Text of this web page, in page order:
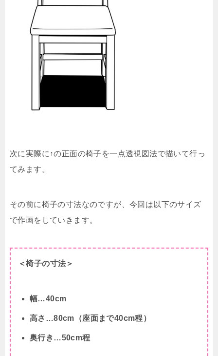
次に実際に↑の正面の椅子を一点透視図法で描いて行っ
てみます。
その前に椅子の寸法なのですが、今回は以下のサイズ
で作画をしていきます。
＜椅子の寸法＞
幅…40cm
高さ…80cm（座面まで40cm程）
奥行き…50cm程